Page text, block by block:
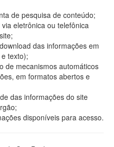
de pesquisa de conteúdo;
eletrônica ou telefônica
das informações em
texto);
de mecanismos automáticos
em formatos abertos e
das informações do site
disponíveis para acesso.